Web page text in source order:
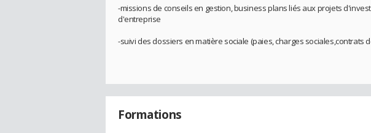
-missions de conseils en gestion, business plans liés aux projets
d'entreprise
-suivi des dossiers en matière sociale (paies, charges sociales,contrats
Formations